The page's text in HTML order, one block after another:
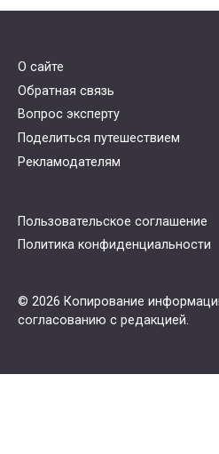
О сайте
Обратная связь
Вопрос эксперту
Поделиться путешествием
Рекламодателям
Пользовательское соглашение
Политика конфиденциальности
© 2026 Копирование
согласованию с редакцией.